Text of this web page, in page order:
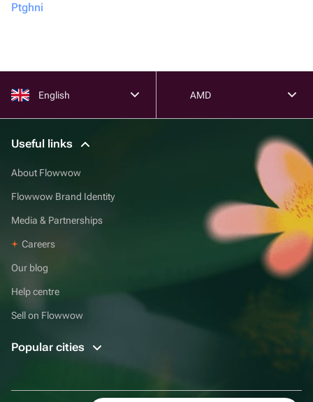
Ptghni
English AMD
Useful links
About Flowwow
Flowwow Brand Identity
Media & Partnerships
Careers
Our blog
Help centre
Sell on Flowwow
Popular cities